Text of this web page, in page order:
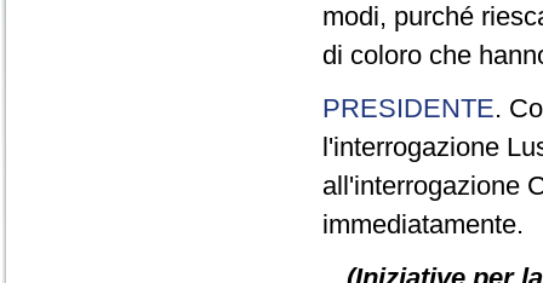
modi, purché
di coloro che
PRESIDENTE.
l'interrogazione
all'interrogazione
immediatamente.